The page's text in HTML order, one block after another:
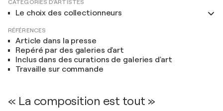
CATÉGORIES D'ARTISTES
Le choix des collectionneurs
RÉFÉRENCES
Article dans la presse
Repéré par des galeries d'art
Inclus dans des curations de galeries d'art
Travaille sur commande
« La composition est tout »